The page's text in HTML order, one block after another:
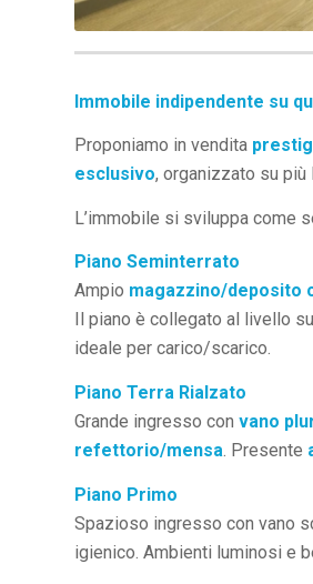
Immobile indipendente su
Proponiamo in vendita
esclusivo, organizzato su
L’immobile si sviluppa come
Piano Seminterrato
Ampio magazzino/deposito
Il piano è collegato al livello
ideale per carico/scarico.
Piano Terra Rialzato
Grande ingresso con vano
refettorio/mensa. Presente
Piano Primo
Spazioso ingresso con vano
igienico. Ambienti luminosi e